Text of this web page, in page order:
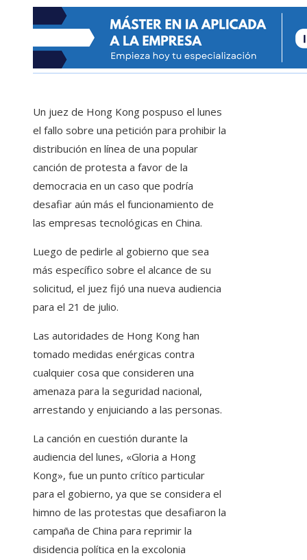
Un juez de Hong Kong pospuso el lunes
el fallo sobre una petición para prohibir la
distribución en línea de una popular
canción de protesta a favor de la
democracia en un caso que podría
desafiar aún más el funcionamiento de
las empresas tecnológicas en China.
Luego de pedirle al gobierno que sea
más específico sobre el alcance de su
solicitud, el juez fijó una nueva audiencia
para el 21 de julio.
Las autoridades de Hong Kong han
tomado medidas enérgicas contra
cualquier cosa que consideren una
amenaza para la seguridad nacional,
arrestando y enjuiciando a las personas.
La canción en cuestión durante la
audiencia del lunes, «Gloria a Hong
Kong», fue un punto crítico particular
para el gobierno, ya que se considera el
himno de las protestas que desafiaron la
campaña de China para reprimir la
disidencia política en la excolonia